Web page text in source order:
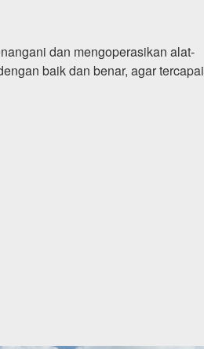
dan mengoperasikan alat-
baik dan benar, agar tercapai